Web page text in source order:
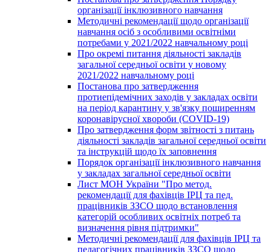
організації інклюзивного навчання
Методичні рекомендації щодо організації
навчання осіб з особливими освітніми
потребами у 2021/2022 навчальному році
Про окремі питання діяльності закладів
загальної середньої освіти у новому
2021/2022 навчальному році
Постанова про затвердження
протиепідемічних заходів у закладах освіти
на період карантину у зв'язку поширенням
коронавірусної хвороби (COVID-19)
Про затвердження форм звітності з питань
діяльності закладів загальної середньої освіти
та інструкцій щодо їх заповнення
Порядок організації інклюзивного навчання
у закладах загальної середньої освіти
Лист МОН України "Про метод.
рекомендації для фахівців ІРЦ та пед.
працівників ЗЗСО щодо встановлення
категорій особливих освітніх потреб та
визначення рівня підтримки"
Методичні рекомендації для фахівців ІРЦ та
педагогічних працівників ЗЗСО щодо